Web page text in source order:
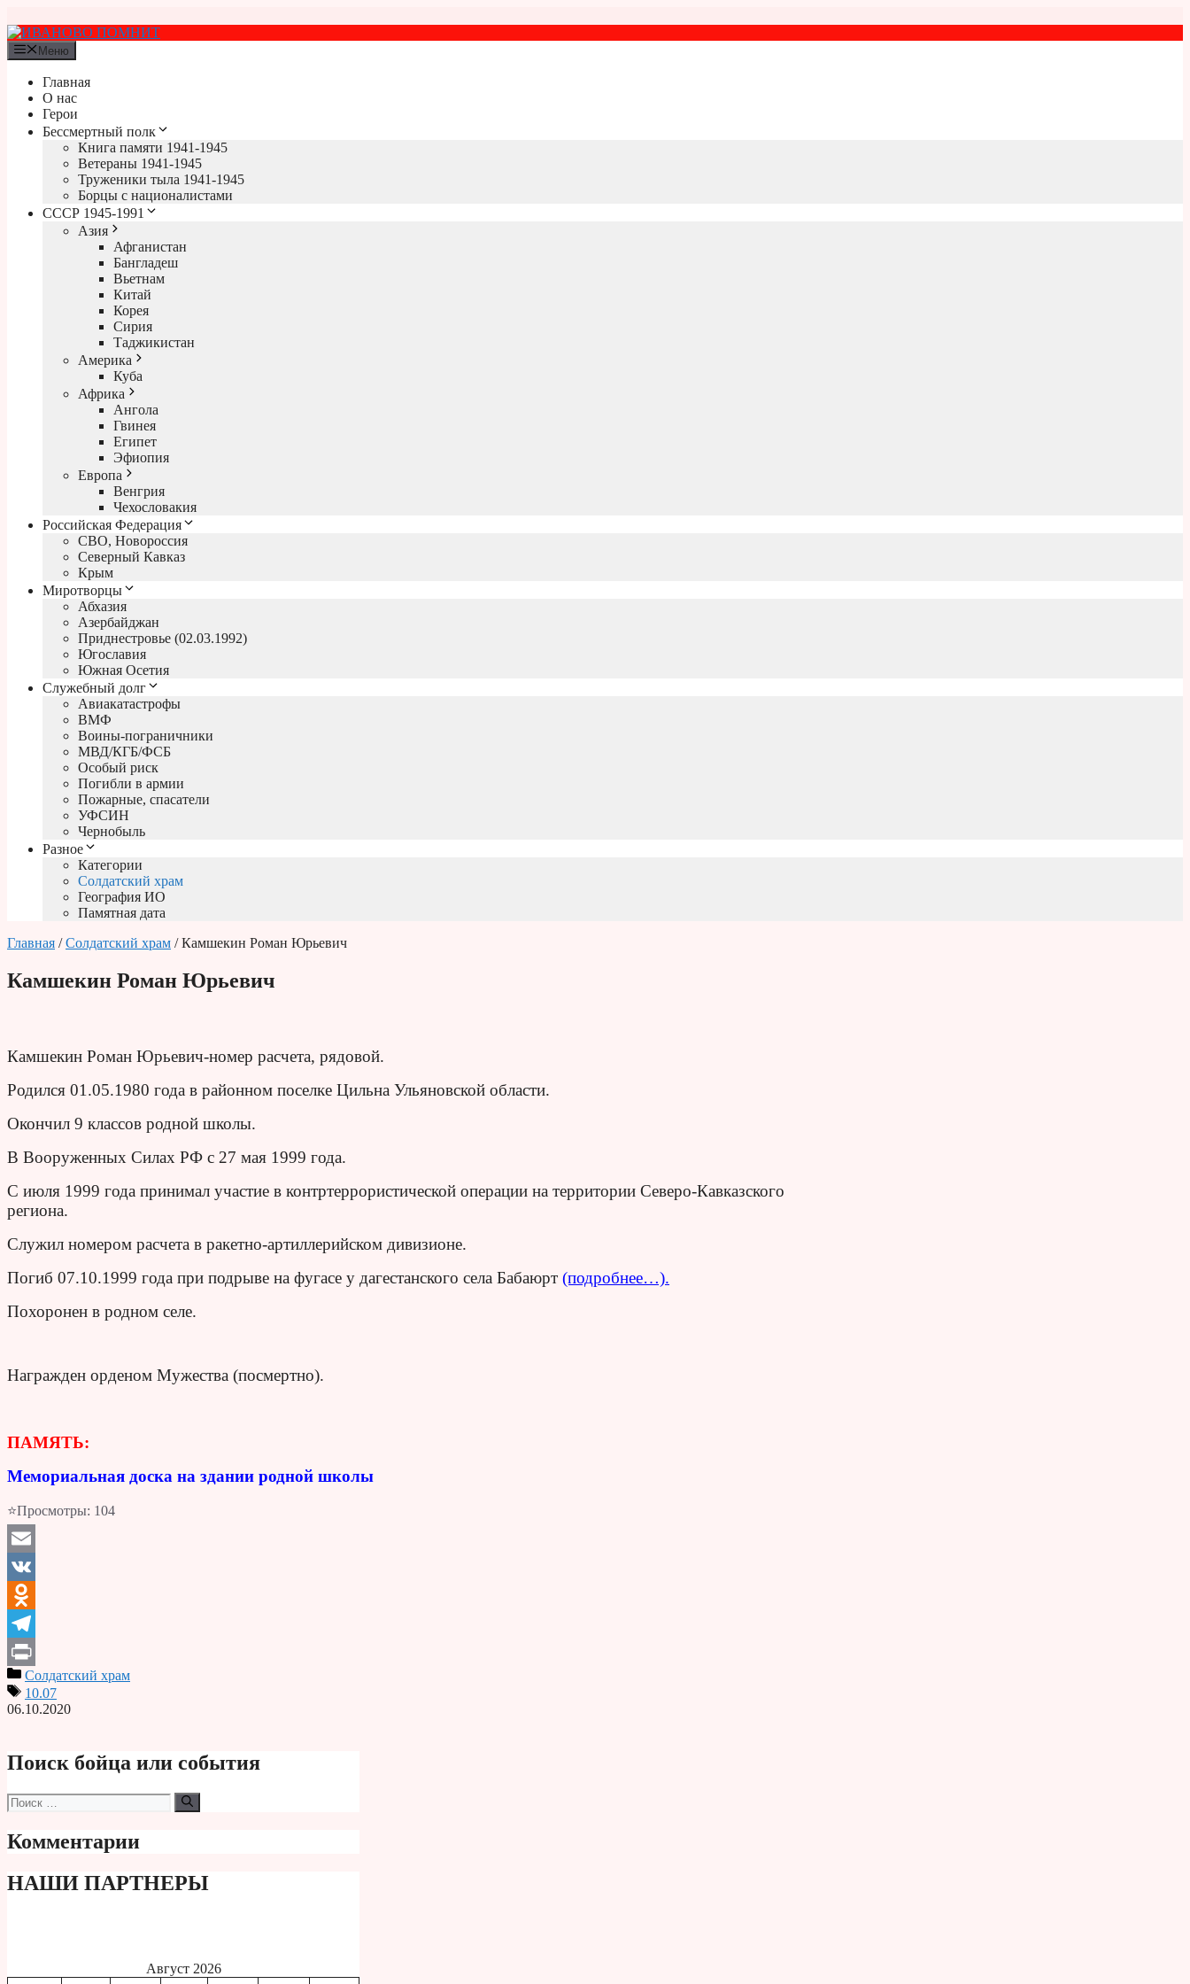
к
содержимому
Меню
Главная
О нас
Герои
Бессмертный полк
Книга памяти 1941-1945
Ветераны 1941-1945
Труженики тыла 1941-1945
Борцы с националистами
СССР 1945-1991
Азия
Афганистан
Бангладеш
Вьетнам
Китай
Корея
Сирия
Таджикистан
Америка
Куба
Африка
Ангола
Гвинея
Египет
Эфиопия
Европа
Венгрия
Чехословакия
Российская Федерация
СВО, Новороссия
Северный Кавказ
Крым
Миротворцы
Абхазия
Азербайджан
Приднестровье (02.03.1992)
Югославия
Южная Осетия
Служебный долг
Авиакатастрофы
ВМФ
Воины-пограничники
МВД/КГБ/ФСБ
Особый риск
Погибли в армии
Пожарные, спасатели
УФСИН
Чернобыль
Разное
Категории
Солдатский храм
География ИО
Памятная дата
Главная /Солдатский храм / Камшекин Роман Юрьевич
Камшекин Роман Юрьевич
Камшекин Роман Юрьевич-номер расчета, рядовой.
Родился 01.05.1980 года в районном поселке Цильна Ульяновской области.
Окончил 9 классов родной школы.
В Вооруженных Силах РФ с 27 мая 1999 года.
С июля 1999 года принимал участие в контртеррористической операции на территории Северо-Кавказского
региона.
Служил номером расчета в ракетно-артиллерийском дивизионе.
Погиб 07.10.1999 года при подрыве на фугасе у дагестанского села Бабаюрт (подробнее…).
Похоронен в родном селе.
Награжден орденом Мужества (посмертно).
ПАМЯТЬ:
Мемориальная доска на здании родной школы
⭐Просмотры: 104
Email
VK
Odnoklassniki
Telegram
PrintСолдатский храм
10.07
06.10.2020
Поиск бойца или события
Поиск:
Комментарии
НАШИ ПАРТНЕРЫ
Август 2026